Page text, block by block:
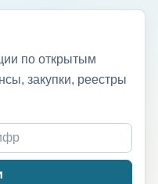
по открытым
закупки, реестры